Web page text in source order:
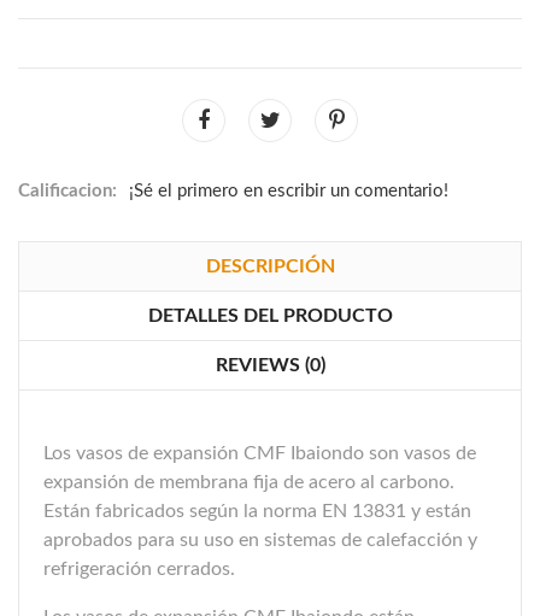
Calificacion: ¡Sé el primero en escribir un comentario!
DESCRIPCIÓN
DETALLES DEL PRODUCTO
REVIEWS (0)
Los vasos de expansión CMF Ibaiondo son vasos de
expansión de membrana fija de acero al carbono.
Están fabricados según la norma EN 13831 y están
aprobados para su uso en sistemas de calefacción y
refrigeración cerrados.